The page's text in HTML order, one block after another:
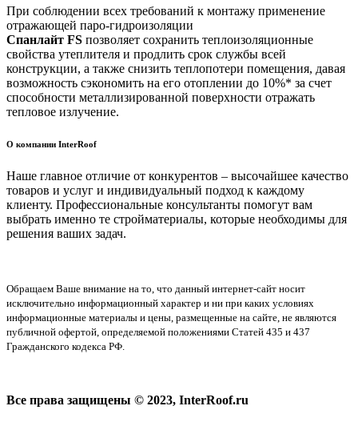
При соблюдении всех требований к монтажу применение
отражающей паро-гидроизоляции
Спанлайт FS позволяет сохранить теплоизоляционные
свойства утеплителя и продлить срок службы всей
конструкции, а также снизить теплопотери помещения, давая
возможность сэкономить на его отоплении до 10%* за счет
способности металлизированной поверхности отражать
тепловое излучение.
О компании InterRoof
Наше главное отличие от конкурентов – высочайшее качество
товаров и услуг и индивидуальный подход к каждому
клиенту. Профессиональные консультанты помогут вам
выбрать именно те стройматериалы, которые необходимы для
решения ваших задач.
Обращаем Ваше внимание на то, что данный интернет-сайт носит
исключительно информационный характер и ни при каких условиях
информационные материалы и цены, размещенные на сайте, не являются
публичной офертой, определяемой положениями Статей 435 и 437
Гражданского кодекса РФ.
Все права защищены © 2023, InterRoof.ru